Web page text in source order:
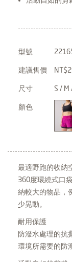
型號
建議售價
尺寸 S / M
顏色
最適野跑的收納
360度環繞式口
納較大的物品，
少晃動。
耐用保護
防潑水處理的抗
環境所需要的防